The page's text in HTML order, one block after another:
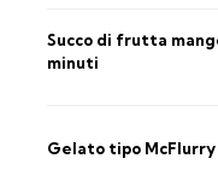
Succo di frutta
minuti
Gelato tipo